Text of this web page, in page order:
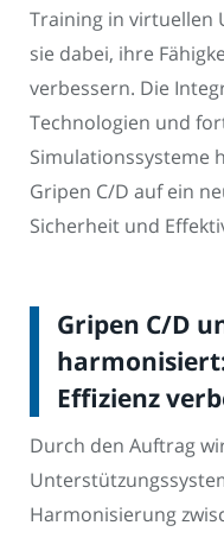
Training in virtuellen
sie dabei, ihre
verbessern. Die
Technologien und
Simulationssysteme
Gripen C/D auf ein
Sicherheit und
Gripen C/D
Effizienz
Durch den Auftrag
Harmonisierung